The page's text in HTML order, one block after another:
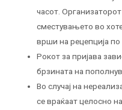
часот.
сместувањето во
врши на рецепција
Рокот за пријава
брзината на
Во случај на
се враќаат целосно